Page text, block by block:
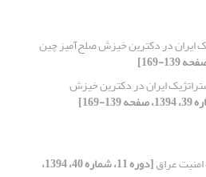
ایران در دکترین خیزش صلح‌آمیز چین
ایران در دکترین خیزش
عراق [دوره 11، شماره 40، 1394،